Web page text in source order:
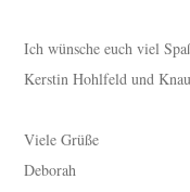
Ich wünsche euch viel
Kerstin Hohlfeld und
Viele Grüße
Deborah